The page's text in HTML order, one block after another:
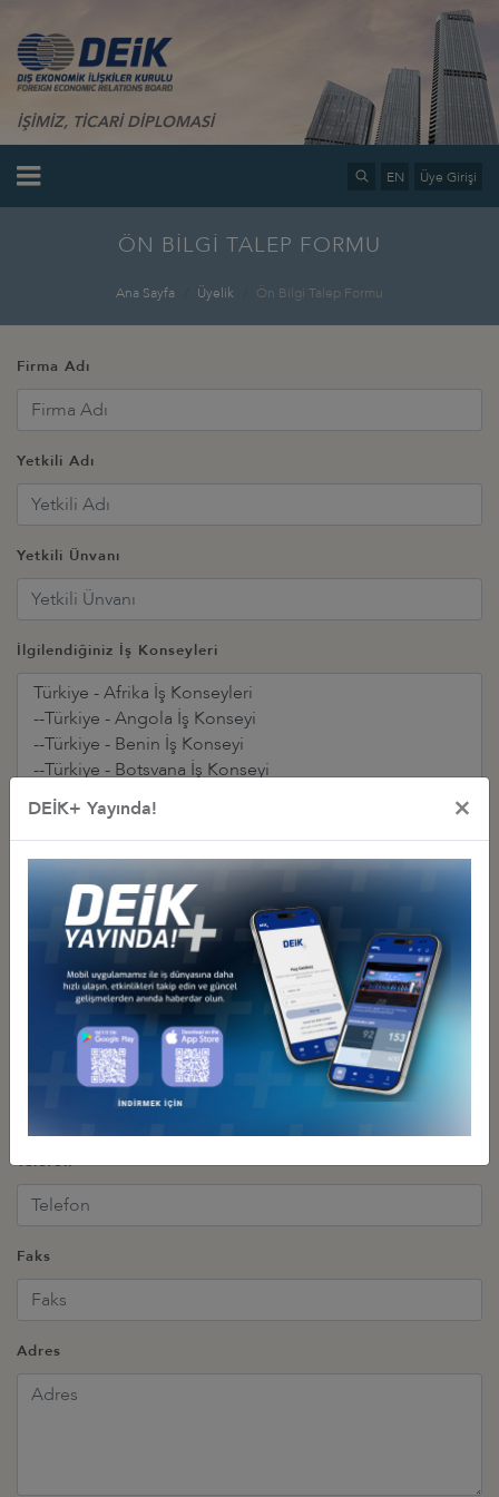
İŞİMİZ, TİCARİ DİPLOMASİ
EN Üye Girişi
ÖN BİLGİ TALEP FORMU
Ana Sayfa Üyelik Ön Bilgi Talep Formu
Firma Adı
Yetkili Adı
Yetkili Ünvanı
İlgilendiğiniz İş Konseyleri
Üye olmak istediğiniz iş konseylerini seçiniz. ("CTRL" tuşuna basılı tutarak çoklu
seçim yapabilirsiniz.)
E-Posta
E-Posta (Tekrar)
Telefon
Faks
Adres
DEİK+ Yayında! ×